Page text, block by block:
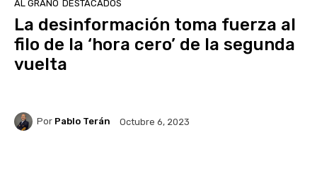
AL GRANO DESTACADOS
La desinformación toma fuerza al
filo de la ‘hora cero’ de la segunda
vuelta
Por Pablo Terán Octubre 6, 2023